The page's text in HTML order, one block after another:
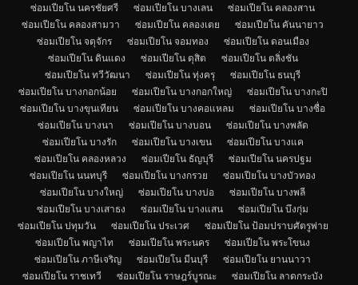
ซ่อมเปียโน นครชัยศรี
ซ่อมเปียโน บางเลน
ซ่อมเปียโน คลองสาน
ซ่อมเปียโน คลองสามวา
ซ่อมเปียโน คลองเตย
ซ่อมเปียโน คันนายาว
ซ่อมเปียโน จตุจักร
ซ่อมเปียโน จอมทอง
ซ่อมเปียโน ดอนเมือง
ซ่อมเปียโน ดินแดง
ซ่อมเปียโน ดุสิต
ซ่อมเปียโน ตลิ่งชัน
ซ่อมเปียโน ทวีวัฒนา
ซ่อมเปียโน ทุ่งครุ
ซ่อมเปียโน ธนบุรี
ซ่อมเปียโน บางกอกน้อย
ซ่อมเปียโน บางกอกใหญ่
ซ่อมเปียโน บางกะปิ
ซ่อมเปียโน บางขุนเทียน
ซ่อมเปียโน บางคอแหลม
ซ่อมเปียโน บางซื่อ
ซ่อมเปียโน บางนา
ซ่อมเปียโน บางบอน
ซ่อมเปียโน บางพลัด
ซ่อมเปียโน บางรัก
ซ่อมเปียโน บางเขน
ซ่อมเปียโน บางแค
ซ่อมเปียโน คลองหลวง
ซ่อมเปียโน ธัญบุรี
ซ่อมเปียโน นครปฐม
ซ่อมเปียโน นนทบุรี
ซ่อมเปียโน บางกรวย
ซ่อมเปียโน บางบัวทอง
ซ่อมเปียโน บางใหญ่
ซ่อมเปียโน บางบ่อ
ซ่อมเปียโน บางพลี
ซ่อมเปียโน บางเสาธง
ซ่อมเปียโน บางแสน
ซ่อมเปียโน บึงกุ่ม
ซ่อมเปียโน ปทุมวัน
ซ่อมเปียโน ประเวศ
ซ่อมเปียโน ป้อมปราบศัตรูพ่าย
ซ่อมเปียโน พญาไท
ซ่อมเปียโน พระนคร
ซ่อมเปียโน พระโขนง
ซ่อมเปียโน ภาษีเจริญ
ซ่อมเปียโน มีนบุรี
ซ่อมเปียโน ยานนาวา
ซ่อมเปียโน ราชเทวี
ซ่อมเปียโน ราษฎร์บูรณะ
ซ่อมเปียโน ลาดกระบัง